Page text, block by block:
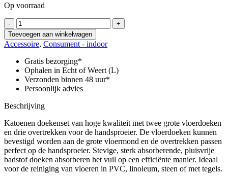
Op voorraad
-
Doekenset
aantal
+
Toevoegen aan winkelwagen
Accessoire, Consument - indoor
Gratis bezorging*
Ophalen in Echt of Weert (L)
Verzonden binnen 48 uur*
Persoonlijk advies
Beschrijving
Katoenen doekenset van hoge kwaliteit met twee grote vloerdoeken
en drie overtrekken voor de handsproeier. De vloerdoeken kunnen
bevestigd worden aan de grote vloermond en de overtrekken passen
perfect op de handsproeier. Stevige, sterk absorberende, pluisvrije
badstof doeken absorberen het vuil op een efficiënte manier. Ideaal
voor de reiniging van vloeren in PVC, linoleum, steen of met tegels.